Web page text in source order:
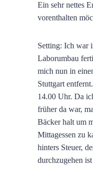
Ein sehr nettes
vorenthalten
Setting: Ich war
Laborumbau
mich nun in
Stuttgart
14.00 Uhr. Da
früher da war,
Bäcker halt um
Mittagessen zu
hinters Steuer,
durchzugehen